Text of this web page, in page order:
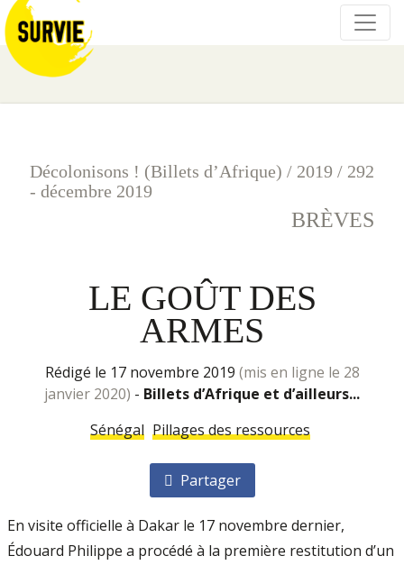
Décolonisons ! (Billets d’Afrique) / 2019 / 292
- décembre 2019
BRÈVES
LE GOÛT DES
ARMES
rédigé le 17 novembre 2019 (mis en ligne le 28
janvier 2020) - Billets d’Afrique et d’ailleurs...
Sénégal Pillages des ressources
Partager
En visite officielle à Dakar le 17 no­vembre dernier,
Édouard Philippe a procédé à la première restitution d’un